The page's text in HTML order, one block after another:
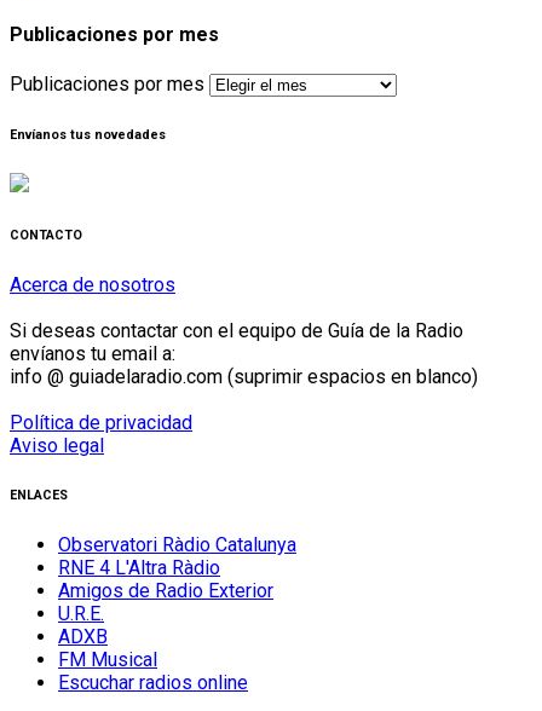
Publicaciones por mes
Publicaciones por mes
Envíanos tus novedades
CONTACTO
Acerca de nosotros
Si deseas contactar con el equipo de Guía de la Radio
envíanos tu email a:
info @ guiadelaradio.com (suprimir espacios en blanco)
Política de privacidad
Aviso legal
ENLACES
Observatori Ràdio Catalunya
RNE 4 L'Altra Ràdio
Amigos de Radio Exterior
U.R.E.
ADXB
FM Musical
Escuchar radios online